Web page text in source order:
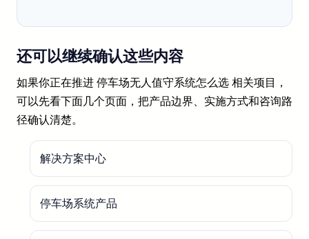
还可以继续确认这些内容
如果你正在推进 停车场无人值守系统怎么选 相关项目，
可以先看下面几个页面，把产品边界、实施方式和咨询路
径确认清楚。
解决方案中心
停车场系统产品